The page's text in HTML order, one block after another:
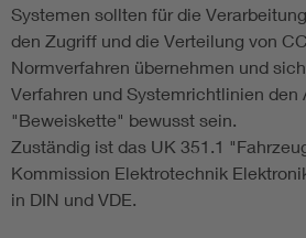
Systemen sollten für die
den Zugriff und die Verteilung von
Normverfahren übernehmen und
Verfahren und Systemrichtlinien den
"Beweiskette" bewusst sein.
Zuständig ist das UK 351.1
Kommission Elektrotechnik
in DIN und VDE.